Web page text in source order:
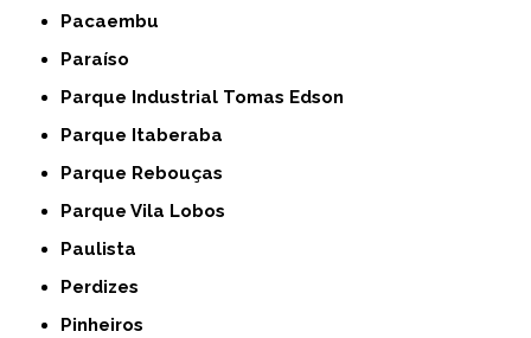
Pacaembu
Paraíso
Parque Industrial Tomas Edson
Parque Itaberaba
Parque Rebouças
Parque Vila Lobos
Paulista
Perdizes
Pinheiros